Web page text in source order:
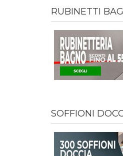
RUBINETTI
SOFFIONI